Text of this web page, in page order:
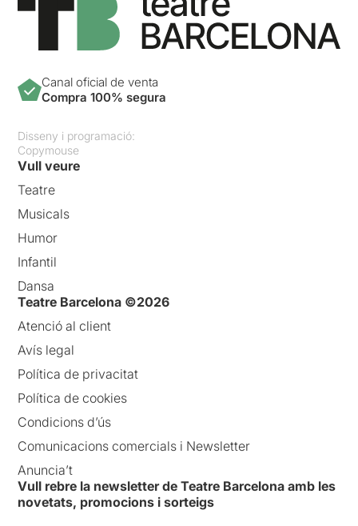
Canal oficial de venta
Compra 100% segura
Disseny i programació:
Copymouse
Vull veure
Teatre
Musicals
Humor
Infantil
Dansa
Teatre Barcelona ©2026
Atenció al client
Avís legal
Política de privacitat
Política de cookies
Condicions d’ús
Comunicacions comercials i Newsletter
Anuncia’t
Vull rebre la newsletter de Teatre Barcelona amb les
novetats, promocions i sorteigs